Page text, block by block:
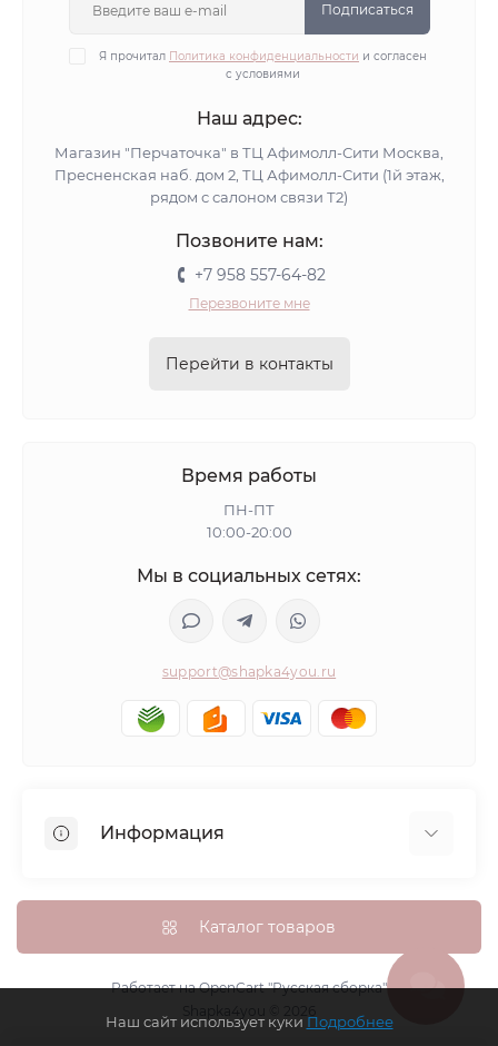
Подписаться
Я прочитал Политика конфиденциальности и согласен
с условиями
Наш адрес:
Магазин "Перчаточка" в ТЦ Афимолл-Сити Москва,
Пресненская наб. дом 2, ТЦ Афимолл-Сити (1й этаж,
рядом с салоном связи Т2)
Позвоните нам:
+7 958 557-64-82
Перезвоните мне
Перейти в контакты
Время работы
ПН-ПТ
10:00-20:00
Мы в социальных сетях:
support@shapka4you.ru
Информация
Доставка, оплата и бонусные баллы
Гарантия возврата
Политика конфиденциальности
Контакты
Каталог товаров
Работает наOpenCart "Русская сборка"
Наш сайт использует куки Подробнее